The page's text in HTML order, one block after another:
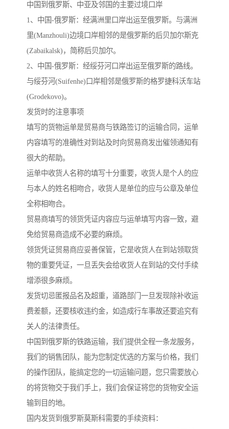
中国到俄罗斯、中亚及邻国的主要过境口岸
1、中国-俄罗斯：经满洲里口岸出运至俄罗斯。与满洲
里(Manzhouli)边境口岸相邻的是俄罗斯的后贝加尔斯克
(Zabaikalsk)，简称后贝加尔。
2、中国-俄罗斯：经绥芬河口岸出运至俄罗斯的路线。
与绥芬河(Suifenhe)口岸相邻是俄罗斯的格罗捷科沃车站
(Grodekovo)。
发货时的注意事项
填写的货物运单是贸易商与铁路签订的运输合同，运单
内容填写的准确性对到站及时向贸易商发出催领通知有
很大的帮助。
运单中收货人名称的填写十分重要，收货人是个人的应
与本人的姓名相吻合，收货人是单位的应与公章及单位
全称相吻合。
贸易商填写的领货凭证内容应与运单填写内容一致，避
免给贸易商造成不必要的麻烦。
领货凭证贸易商应妥善保管，它是收货人在到站领取货
物的重要凭证，一旦丢失会给收货人在到站的交付手续
增添很多麻烦。
发货切忌匿报品名及超重，道路部门一旦发现除补收运
费差额，还要核收违约金，如造成行车事故还要追究有
关人的法律责任。
中国到俄罗斯的铁路运输，我们提供全程一条龙服务，
我们的销售团队，能为您制定优选的方案与价格，我们
的操作团队，能搞定您的一切运输问题，您只需要放心
的将货物交于我们手上，我们会保证将您的货物安全运
输到目的地。
国内发货到俄罗斯莫斯科需要的手续资料：